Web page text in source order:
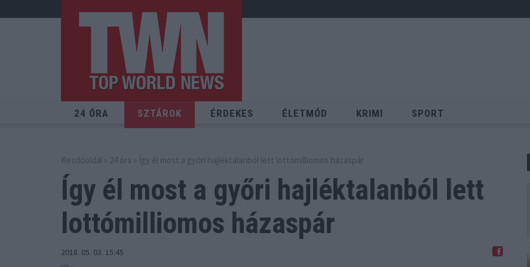
24 ÓRA SZTÁROK ÉRDEKES ÉLETMÓD KRIMI SPORT
Kezdőoldal » 24 óra » Így él most a győri hajléktalanból lett lottómilliomos házaspár
Így él most a győri hajléktalanból lett
lottómilliomos házaspár
2018. 05. 03. 15:45